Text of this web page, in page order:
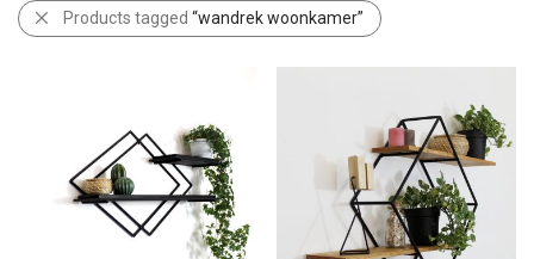
Products tagged “wandrek woonkamer”